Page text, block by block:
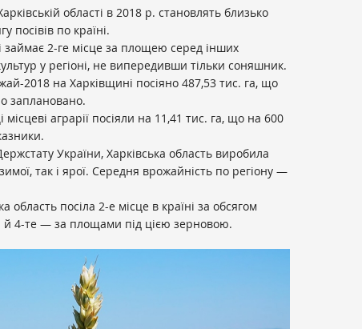
області в 2018 р. становлять близько
посівів по країні.
2-ге місце за площею серед інших
у регіоні, не випередивши тільки соняшник.
2018 на Харківщині посіяно 487,53 тис. га, що
заплановано.
аграрії посіяли на 11,41 тис. га, що на 600
України, Харківська область виробила
так і ярої. Середня врожайність по регіону —
область посіла 2-е місце в країні за обсягом
й 4-те — за площами під цією зерновою.